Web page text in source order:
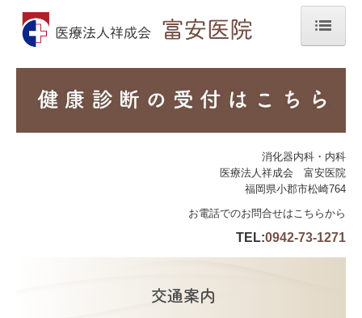
院長紹介
消化器内科・内科
医療法人祥成会 富安医院
福岡県小郡市松崎764
お電話でのお問合せはこちらから
TEL:0942-73-1271
交通案内